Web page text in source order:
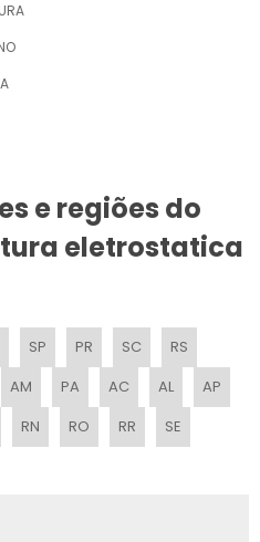
e regiões do
eletrostatica
SP PR SC
RS
AM PA AC AL
AP
RN RO RR
SE